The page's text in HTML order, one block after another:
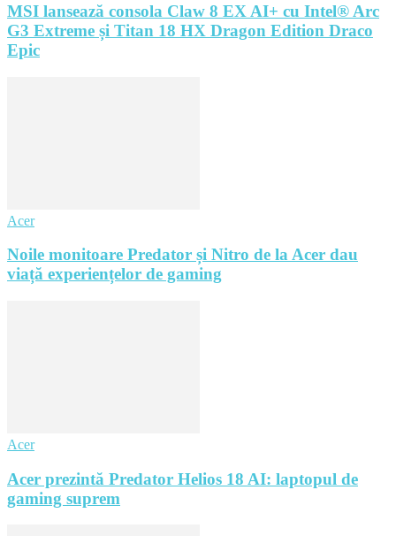
MSI lansează consola Claw 8 EX AI+ cu Intel® Arc
G3 Extreme și Titan 18 HX Dragon Edition Draco
Epic
Acer
Noile monitoare Predator și Nitro de la Acer dau
viață experiențelor de gaming
Acer
Acer prezintă Predator Helios 18 AI: laptopul de
gaming suprem